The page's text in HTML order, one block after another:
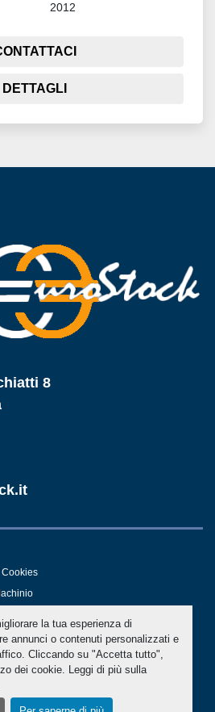
la tua esperienza di
annunci o contenuti personalizzati e
Cliccando su "Accetta tutto",
dei cookie. Leggi di più sulla
2012
DETTAGLI
8
Cookies